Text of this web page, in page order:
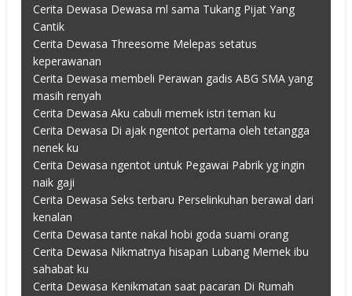
Cerita Dewasa Dewasa ml sama Tukang Pijat Yang
Cantik
Cerita Dewasa Threesome Melepas setatus
keperawanan
Cerita Dewasa membeli Perawan gadis ABG SMA yang
masih renyah
Cerita Dewasa Aku cabuli memek istri teman ku
Cerita Dewasa Di ajak ngentot pertama oleh tetangga
nenek ku
Cerita Dewasa ngentot untuk Pegawai Pabrik yg ingin
naik gaji
Cerita Dewasa Seks terbaru Perselinkuhan berawal dari
kenalan
Cerita Dewasa tante nakal hobi goda suami orang
Cerita Dewasa Nikmatnya hisapan Lubang Memek ibu
sahabat ku
Cerita Dewasa Kenikmatan saat pacaran Di Rumah